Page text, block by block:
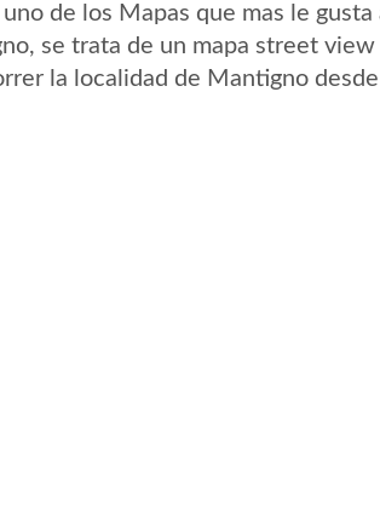
de los Mapas que mas le gusta
se trata de un mapa street
la localidad de Mantigno